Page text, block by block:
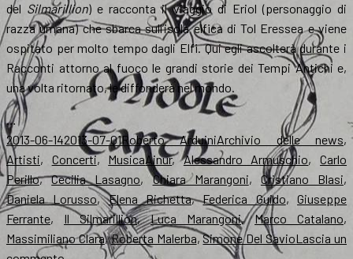
del Silmarillion) e racconta il viaggio di Eriol (personaggio di
razza umana) che sbarca sull’isola elfica di Tol Eressea e viene
ospitato per molto tempo dagli Elfi. Qui egli ascolterà durante i
Racconti attorno al fuoco le grandi storie dei Tempi Antichi e,
una volta ritornato, le diffonderà nel mondo.
…
Scritto
il
2013-06-142013-07-01Autore
Roberto ArduiniCategorie
Archivio delle news,
Artisti, Concerti, MusicaTag
Ainur,Alessandro Armuschio,Carlo
Perillo,Cecilia Lasagno,Chiara Marangoni, Cristiano Blasi,
Daniela Lorusso,Elena Richetta,Federica Guido,Giuseppe
Ferrante, Il Silmarillion,Luca Marangoni,Marco Catalano,
Massimiliano Clara,Roberta Malerba,Simone Del SavioLascia un